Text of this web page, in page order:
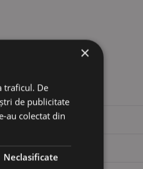
SDCY80K6GC
9468 mm
2250 mm
×
traficul. De
de publicitate
au colectat din
Neclasificate